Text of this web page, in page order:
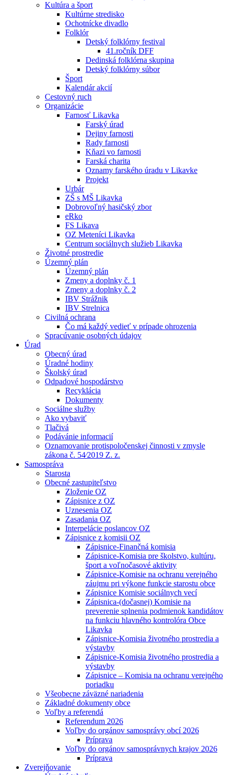
Kultúra a šport
Kultúrne stredisko
Ochotnícke divadlo
Folklór
Detský folklórny festival
41.ročník DFF
Dedinská folklórna skupina
Detský folklórny súbor
Šport
Kalendár akcií
Cestovný ruch
Organizácie
Farnosť Likavka
Farský úrad
Dejiny farnosti
Rady farnosti
Kňazi vo farnosti
Farská charita
Oznamy farského úradu v Likavke
Projekt
Urbár
ZŠ s MŠ Likavka
Dobrovoľný hasičský zbor
eRko
FS Likava
OZ Meteníci Likavka
Centrum sociálnych služieb Likavka
Životné prostredie
Územný plán
Územný plán
Zmeny a doplnky č. 1
Zmeny a doplnky č. 2
IBV Strážnik
IBV Strelnica
Civilná ochrana
Čo má každý vedieť v prípade ohrozenia
Spracúvanie osobných údajov
Úrad
Obecný úrad
Úradné hodiny
Školský úrad
Odpadové hospodárstvo
Recyklácia
Dokumenty
Sociálne služby
Ako vybaviť
Tlačivá
Podávánie informacií
Oznamovanie protispoločenskej činnosti v zmysle
zákona č. 54⁄2019 Z. z.
Samospráva
Starosta
Obecné zastupiteľstvo
Zloženie OZ
Zápisnice z OZ
Uznesenia OZ
Zasadania OZ
Interpelácie poslancov OZ
Zápisnice z komisii OZ
Zápisnice-Finančná komisia
Zápisnice-Komisia pre školstvo, kultúru,
šport a voľnočasové aktivity
Zápisnice-Komisie na ochranu verejného
záujmu pri výkone funkcie starostu obce
Zápisnice Komisie sociálnych vecí
Zápisnica-(dočasnej) Komisie na
preverenie splnenia podmienok kandidátov
na funkciu hlavného kontrolóra Obce
Likavka
Zápisnice-Komisia životného prostredia a
výstavby
Zápisnice-Komisia životného prostredia a
výstavby
Zápisnice – Komisia na ochranu verejného
poriadku
Všeobecne záväzné nariadenia
Základné dokumenty obce
Voľby a referendá
Referendum 2026
Voľby do orgánov samosprávy obcí 2026
Príprava
Voľby do orgánov samosprávnych krajov 2026
Príprava
Zverejňovanie